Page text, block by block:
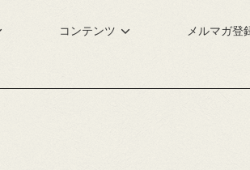
コンテンツ メルマガ登